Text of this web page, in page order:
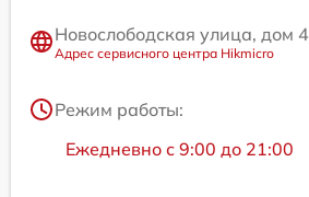
Новослободская улица, дом 4
Адрес сервисного центра Hikmicro
Режим работы:
Ежедневно с 9:00 до 21:00